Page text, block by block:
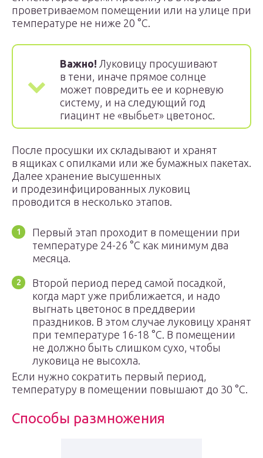
проветриваемом помещении или на улице при
температуре не ниже 20 °С.
Важно! Луковицу просушивают
в тени, иначе прямое солнце
может повредить ее и корневую
систему, и на следующий год
гиацинт не «выбьет» цветонос.
После просушки их складывают и хранят
в ящиках с опилками или же бумажных пакетах.
Далее хранение высушенных
и продезинфицированных луковиц
проводится в несколько этапов.
Первый этап проходит в помещении при
температуре 24-26 °С как минимум два
месяца.
Второй период перед самой посадкой,
когда март уже приближается, и надо
выгнать цветонос в преддверии
праздников. В этом случае луковицу хранят
при температуре 16-18 °С. В помещении
не должно быть слишком сухо, чтобы
луковица не высохла.
Если нужно сократить первый период,
температуру в помещении повышают до 30 °С.
Способы размножения